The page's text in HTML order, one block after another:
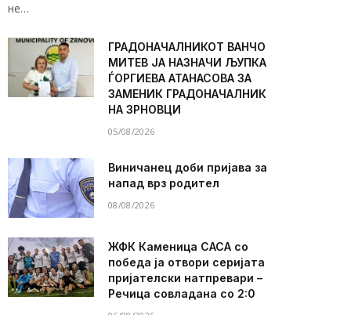
не…
ГРАДОНАЧАЛНИКОТ ВАНЧО
МИТЕВ ЈА НАЗНАЧИ ЉУПКА
ЃОРГИЕВА АТАНАСОВА ЗА
ЗАМЕНИК ГРАДОНАЧАЛНИК
НА ЗРНОВЦИ
05/08/2026
Виничанец доби пријава за
напад врз родител
08/08/2026
ЖФК Каменица САСА со
победа ја отвори серијата
пријателски натпревари –
Речица совладана со 2:0